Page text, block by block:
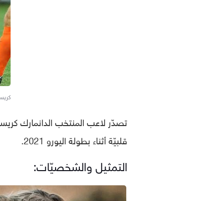
تصدّر لاعب المنتخب الدانمارك
قلبيّة أثناء بطولة اليورو 2021.
التمثيل والشخصيّات: